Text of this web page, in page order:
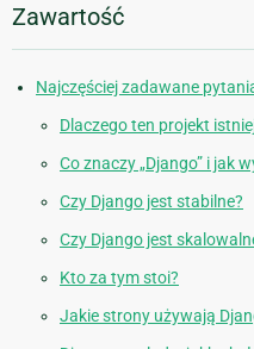
Zawartość
Najczęściej zadawane
Dlaczego ten projekt
Co znaczy „Django” i jak
Czy Django jest stabilne?
Czy Django jest
Kto za tym stoi?
Jakie strony używają